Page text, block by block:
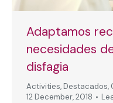
Adaptamos
necesidades
disfagia
Activities, Destacados,
12 December, 2018